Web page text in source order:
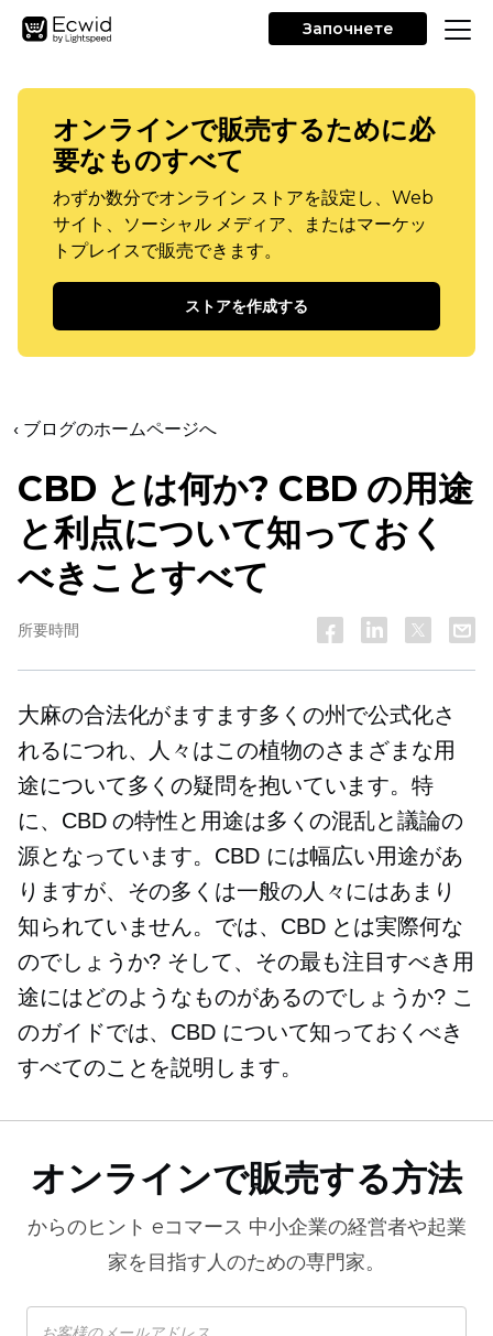
Започнете
オンラインで販売するために必
要なものすべて
わずか数分でオンライン ストアを設定し、Web
サイト、ソーシャル メディア、またはマーケッ
トプレイスで販売できます。
ストアを作成する
‹ ブログのホームページへ
CBD とは何か? CBD の用途
と利点について知っておく
べきことすべて
所要時間
大麻の合法化がますます多くの州で公式化さ
れるにつれ、人々はこの植物のさまざまな用
途について多くの疑問を抱いています。特
に、CBD の特性と用途は多くの混乱と議論の
源となっています。CBD には幅広い用途があ
りますが、その多くは一般の人々にはあまり
知られていません。では、CBD とは実際何な
のでしょうか? そして、その最も注目すべき用
途にはどのようなものがあるのでしょうか? こ
のガイドでは、CBD について知っておくべき
すべてのことを説明します。
オンラインで販売する方法
からのヒント eコマース 中小企業の経営者や起業
家を目指す人のための専門家。